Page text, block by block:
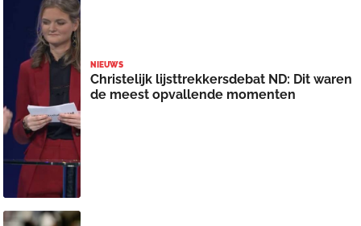
NIEUWS
Christelijk lijsttrekkersdebat ND: Dit waren
de meest opvallende momenten